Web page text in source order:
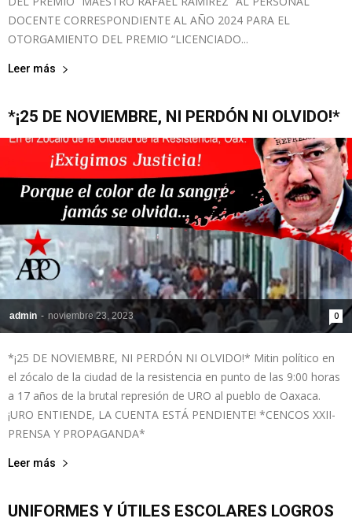
DOCENTE CORRESPONDIENTE AL AÑO 2024 PARA EL
OTORGAMIENTO DEL PREMIO “LICENCIADO...
Leer más
*¡25 DE NOVIEMBRE, NI PERDÓN NI OLVIDO!*
admin - noviembre 23, 2023 0
*¡25 DE NOVIEMBRE, NI PERDÓN NI OLVIDO!* Mitin político en
el zócalo de la ciudad de la resistencia en punto de las 9:00 horas
a 17 años de la brutal represión de URO al pueblo de Oaxaca.
¡URO ENTIENDE, LA CUENTA ESTÁ PENDIENTE! *CENCOS XXII-
PRENSA Y PROPAGANDA*
Leer más
UNIFORMES Y ÚTILES ESCOLARES LOGROS